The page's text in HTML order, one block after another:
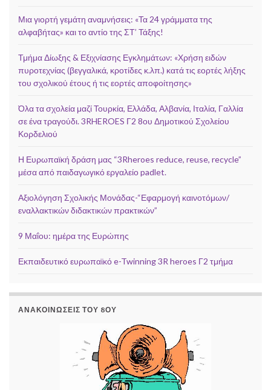
Μια γιορτή γεμάτη αναμνήσεις: «Τα 24 γράμματα της
αλφαβήτας» και το αντίο της ΣΤ’ Τάξης!
Τμήμα Δίωξης & Εξιχνίασης Εγκλημάτων: «Χρήση ειδών
πυροτεχνίας (βεγγαλικά, κροτίδες κ.λπ.) κατά τις εορτές λήξης
του σχολικού έτους ή τις εορτές αποφοίτησης»
Όλα τα σχολεία μαζί Τουρκία, Ελλάδα, Αλβανία, Ιταλία, Γαλλία
σε ένα τραγούδι. 3RHEROES Γ2 8ου Δημοτικού Σχολείου
Κορδελιού
Η Ευρωπαϊκή δράση μας “3Rheroes reduce, reuse, recycle”
μέσα από παιδαγωγικό εργαλείο padlet.
Αξιολόγηση Σχολικής Μονάδας-“Εφαρμογή καινοτόμων/
εναλλακτικών διδακτικών πρακτικών”
9 Μαΐου: ημέρα της Ευρώπης
Εκπαιδευτικό ευρωπαϊκό e-Twinning 3R heroes Γ2 τμήμα
ΑΝΑΚΟΙΝΏΣΕΙΣ ΤΟΥ 8ΟΥ